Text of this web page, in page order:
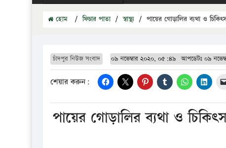
হোম / ফিচার পাতা / স্বাস্থ্য / পায়ের গোড়ালির ব্যথা ও
চাঁদপুর নিউজ সংবাদ ০৯ নভেম্বার ২০২০, ০৫:৪৯ আপডেটঃ ০৯
শেয়ার করুন:
পায়ের গোড়ালির ব্যথা ও